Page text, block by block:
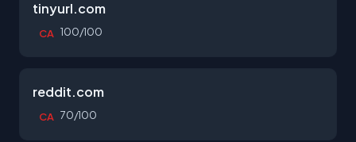
tinyurl.com
CA 100/100
reddit.com
CA 70/100